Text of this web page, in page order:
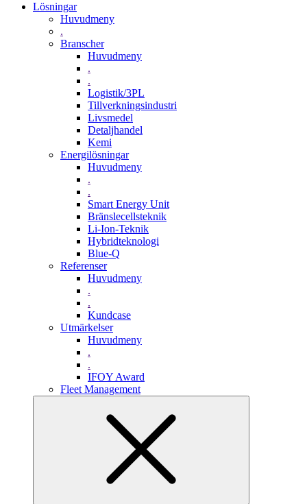
Lösningar
Huvudmeny
.
Branscher
Huvudmeny
.
.
Logistik/3PL
Tillverkningsindustri
Livsmedel
Detaljhandel
Kemi
Energilösningar
Huvudmeny
.
.
Smart Energy Unit
Bränslecellsteknik
Li-Ion-Teknik
Hybridteknologi
Blue-Q
Referenser
Huvudmeny
.
.
Kundcase
Utmärkelser
Huvudmeny
.
.
IFOY Award
Fleet Management